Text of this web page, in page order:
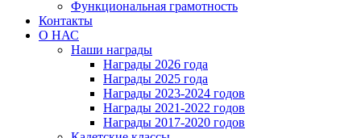
Функциональная грамотность
Контакты
О НАС
Наши награды
Награды 2026 года
Награды 2025 года
Награды 2023-2024 годов
Награды 2021-2022 годов
Награды 2017-2020 годов